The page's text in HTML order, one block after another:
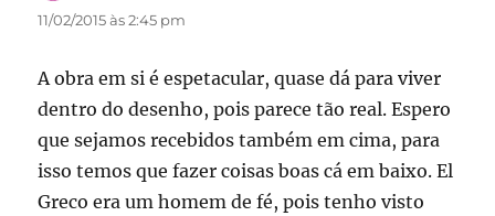
11/02/2015 às 2:45 pm
A obra em si é espetacular, quase dá para viver
dentro do desenho, pois parece tão real. Espero
que sejamos recebidos também em cima, para
isso temos que fazer coisas boas cá em baixo. El
Greco era um homem de fé, pois tenho visto